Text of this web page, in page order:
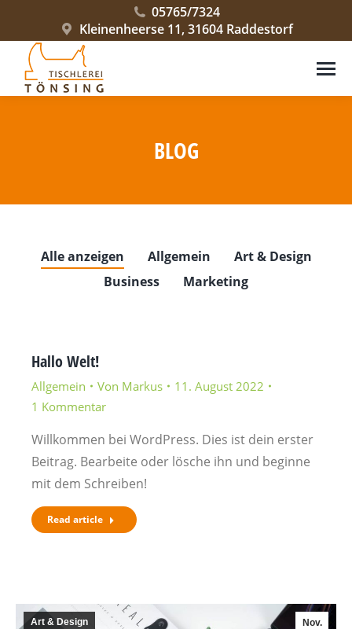
05765/7324
Kleinenheerse 11, 31604 Raddestorf
BLOG
Alle anzeigen Allgemein
Art & Design
Business
Marketing
Hallo Welt!
Allgemein Von Markus
11. August 2022
1 Kommentar
Willkommen bei WordPress. Dies ist dein erster
Beitrag. Bearbeite oder lösche ihn und beginne
mit dem Schreiben!
Read article
Nov.
Art & Design